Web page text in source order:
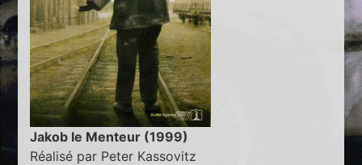
Jakob le Menteur (1999)
Réalisé par Peter Kassovitz